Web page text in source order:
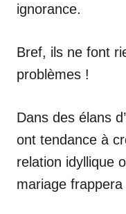
ignorance.
Bref, ils ne font
problèmes !
Dans des élans
ont tendance à
relation idyllique
mariage